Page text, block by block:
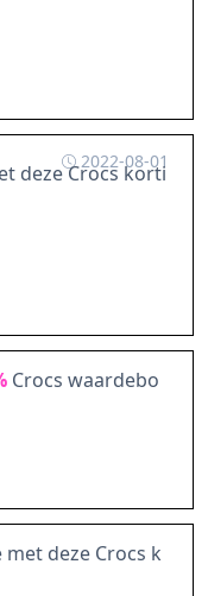
2022-08-01
deze Crocs korti
Crocs waardebo
deze Crocs k